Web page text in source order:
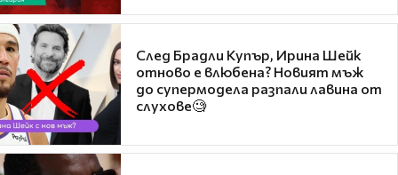
След Брадли Купър, Ирина Шейк
отново е влюбена? Новият мъж
до супермодела разпали лавина от
слухове🧐